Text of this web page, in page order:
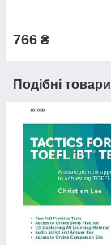
766 ₴
Подібні